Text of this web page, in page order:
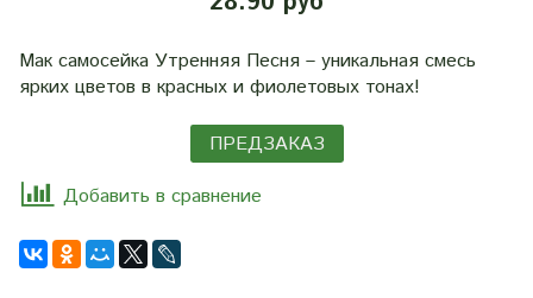
Мак самосейка Утренняя Песня – уникальная смесь
ярких цветов в красных и фиолетовых тонах!
ПРЕДЗАКАЗ
Добавить в сравнение